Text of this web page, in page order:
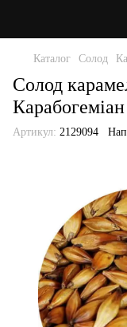
Каталог Солод
Солод
Артикул: 2129094